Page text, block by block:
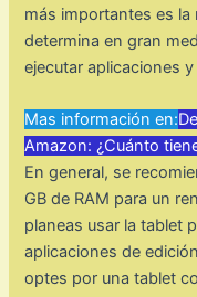
más importantes es la
determina en gran
ejecutar aplicaciones
Mas información en:
Amazon: ¿Cuánto
En general, se
GB de RAM para un
planeas usar la tablet
aplicaciones de
optes por una tablet